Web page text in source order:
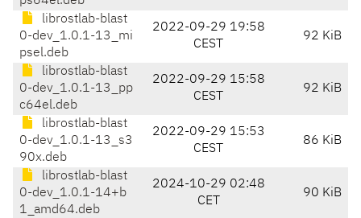
librostlab-blast
0-dev_1.0.1-13_mi
psel.deb
2022-09-29 19:58
CEST
92 KiB
librostlab-blast
0-dev_1.0.1-13_pp
c64el.deb
2022-09-29 15:58
CEST
92 KiB
librostlab-blast
0-dev_1.0.1-13_s3
90x.deb
2022-09-29 15:53
CEST
86 KiB
librostlab-blast
0-dev_1.0.1-14+b
1_amd64.deb
2024-10-29 02:48
CET
90 KiB